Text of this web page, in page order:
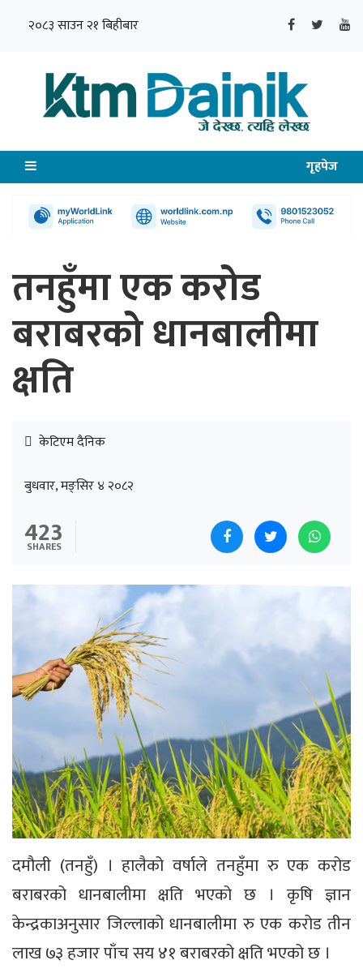
२०८३ साउन २१ बिहीबार
गृहपेज
तनहुँमा एक करोड
बराबरको धानबालीमा
क्षति
केटिएम दैनिक
बुधवार, मङ्सिर ४ २०८२
423
SHARES
दमौली (तनहुँ) । हालैको वर्षाले तनहुँमा रु एक करोड
बराबरको धानबालीमा क्षति भएको छ । कृषि ज्ञान
केन्द्रकाअनुसार जिल्लाको धानबालीमा रु एक करोड तीन
लाख ७३ हजार पाँच सय ४१ बराबरको क्षति भएको छ ।